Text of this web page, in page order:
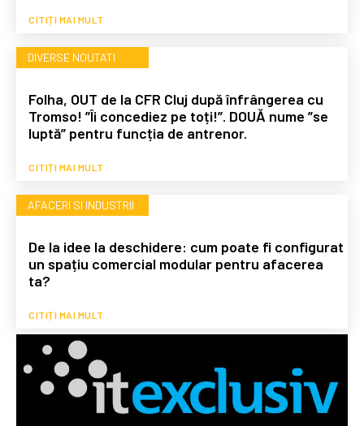
CITIȚI MAI MULT
DIVERSE NOUTATI
Folha, OUT de la CFR Cluj după înfrângerea cu
Tromso! ”Îi concediez pe toți!”. DOUĂ nume ”se
luptă” pentru funcția de antrenor.
CITIȚI MAI MULT
AFACERI SI INDUSTRII
De la idee la deschidere: cum poate fi configurat
un spațiu comercial modular pentru afacerea
ta?
CITIȚI MAI MULT